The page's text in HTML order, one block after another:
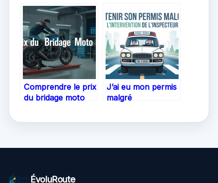
Comprendre le prix
du bridage moto
J’ai eu mon permis
malgré
ÉvoluRoute